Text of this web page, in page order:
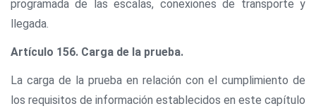
programada de las escalas, conexiones de transporte y
llegada.
Artículo 156. Carga de la prueba.
La carga de la prueba en relación con el cumplimiento de
los requisitos de información establecidos en este capítulo